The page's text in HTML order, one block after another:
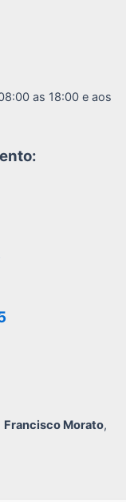
as 18:00 e aos
Francisco Morato,